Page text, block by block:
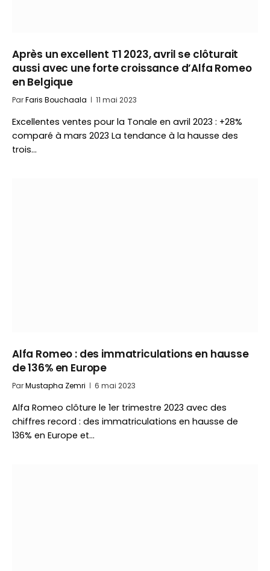
Après un excellent T1 2023, avril se clôturait
aussi avec une forte croissance d’Alfa Romeo
en Belgique
ParFaris Bouchaala 11 mai 2023
Excellentes ventes pour la Tonale en avril 2023 : +28%
comparé à mars 2023 La tendance à la hausse des
trois…
Alfa Romeo : des immatriculations en hausse
de 136% en Europe
ParMustapha Zemri 6 mai 2023
Alfa Romeo clôture le 1er trimestre 2023 avec des
chiffres record : des immatriculations en hausse de
136% en Europe et…